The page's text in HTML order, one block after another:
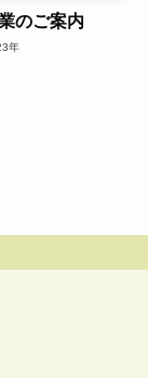
のご案内
年